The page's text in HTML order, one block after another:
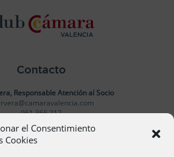
el Consentimiento
Cookies
Contacto
Responsable Atención al Socio
961 366 212
Síguenos